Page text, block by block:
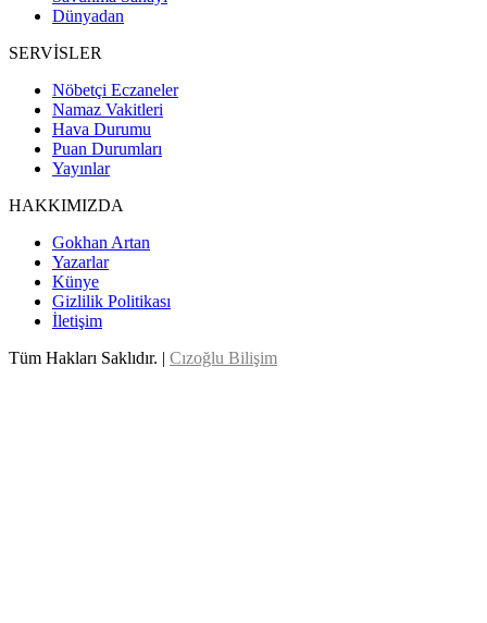
Dünyadan
SERVİSLER
Nöbetçi Eczaneler
Namaz Vakitleri
Hava Durumu
Puan Durumları
Yayınlar
HAKKIMIZDA
Gokhan Artan
Yazarlar
Künye
Gizlilik Politikası
İletişim
Tüm Hakları Saklıdır. | Cızoğlu Bilişim